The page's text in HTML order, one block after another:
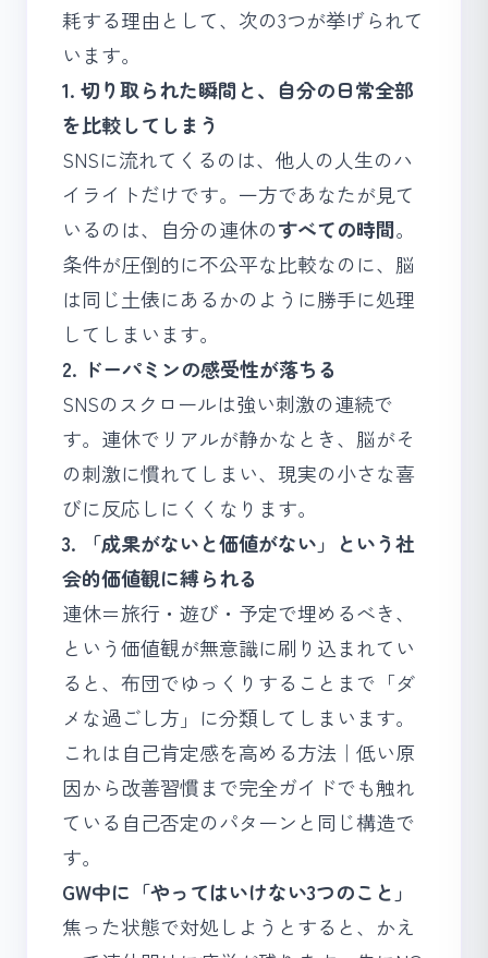
耗する理由として、次の3つが挙げられて
います。
1. 切り取られた瞬間と、自分の日常全部
を比較してしまう
SNSに流れてくるのは、他人の人生のハ
イライトだけです。一方であなたが見て
いるのは、自分の連休のすべての時間。
条件が圧倒的に不公平な比較なのに、脳
は同じ土俵にあるかのように勝手に処理
してしまいます。
2. ドーパミンの感受性が落ちる
SNSのスクロールは強い刺激の連続で
す。連休でリアルが静かなとき、脳がそ
の刺激に慣れてしまい、現実の小さな喜
びに反応しにくくなります。
3. 「成果がないと価値がない」という社
会的価値観に縛られる
連休＝旅行・遊び・予定で埋めるべき、
という価値観が無意識に刷り込まれてい
ると、布団でゆっくりすることまで「ダ
メな過ごし方」に分類してしまいます。
これは自己肯定感を高める方法｜低い原
因から改善習慣まで完全ガイドでも触れ
ている自己否定のパターンと同じ構造で
す。
GW中に「やってはいけない3つのこと」
焦った状態で対処しようとすると、かえ